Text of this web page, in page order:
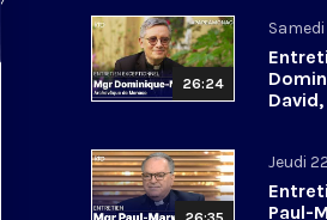
26:24
Jeudi
Paul-